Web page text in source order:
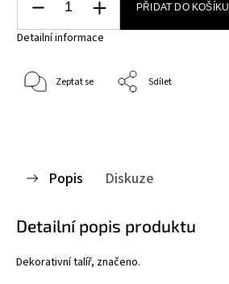
PŘIDAT DO KOŠÍKU
Detailní informace
Zeptat se Sdílet
Popis Diskuze
Detailní popis produktu
Dekorativní talíř, značeno.